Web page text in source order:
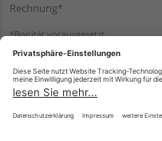
Rechnung*
*Bonität vorausgesetzt